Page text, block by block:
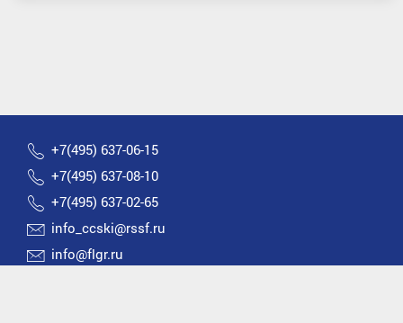
+7(495) 637-06-15
+7(495) 637-08-10
+7(495) 637-02-65
info_ccski@rssf.ru
info@flgr.ru